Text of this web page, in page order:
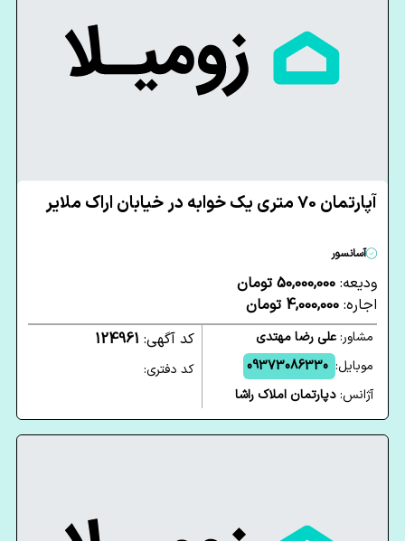
آپارتمان 70 متری یک خوابه در خیابان اراک ملایر
آسانسور
ودیعه: 50,000,000 تومان
اجاره: 4,000,000 تومان
مشاور:علی رضا مهتدی
موبایل: 09373086330
آژانس:دپارتمان املاک راشا
کد آگهی: 124961
کد دفتری: